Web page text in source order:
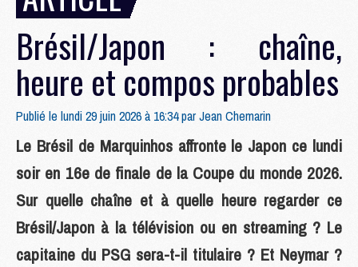
Brésil/Japon : chaîne,
heure et compos probables
Publié le lundi 29 juin 2026 à 16:34 parJean Chemarin
Le Brésil de Marquinhos affronte le Japon ce lundi
soir en 16e de finale de la Coupe du monde 2026.
Sur quelle chaîne et à quelle heure regarder ce
Brésil/Japon à la télévision ou en streaming ? Le
capitaine du PSG sera-t-il titulaire ? Et Neymar ?